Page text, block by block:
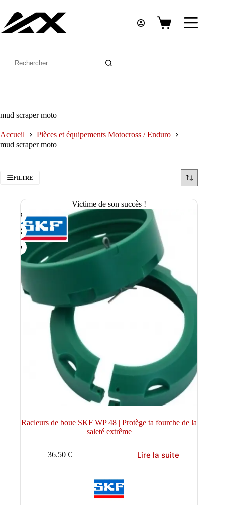
contenu
Panier
mud scraper moto
Accueil
Pièces et équipements Motocross / Enduro
mud scraper moto
FILTRE
Victime de son succès !
Racleurs de boue SKF WP 48 | Protège ta fourche de la
saleté extrême
36.50€ Lire la suite